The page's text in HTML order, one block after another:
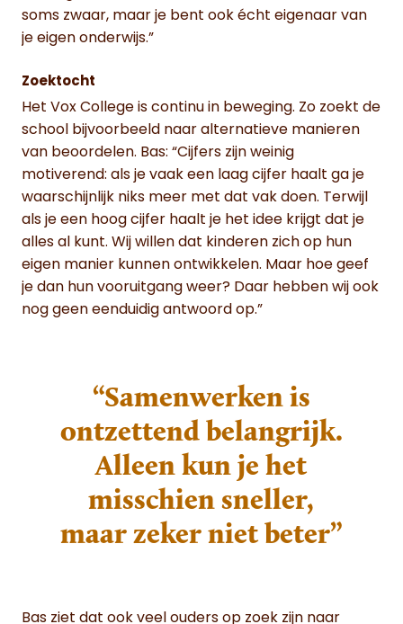
soms zwaar, maar je bent ook écht eigenaar van
je eigen onderwijs.”
Zoektocht
Het Vox College is continu in beweging. Zo zoekt de
school bijvoorbeeld naar alternatieve manieren
van beoordelen. Bas: “Cijfers zijn weinig
motiverend: als je vaak een laag cijfer haalt ga je
waarschijnlijk niks meer met dat vak doen. Terwijl
als je een hoog cijfer haalt je het idee krijgt dat je
alles al kunt. Wij willen dat kinderen zich op hun
eigen manier kunnen ontwikkelen. Maar hoe geef
je dan hun vooruitgang weer? Daar hebben wij ook
nog geen eenduidig antwoord op.”
“Samenwerken is
ontzettend belangrijk.
Alleen kun je het
misschien sneller,
maar zeker niet beter”
Bas ziet dat ook veel ouders op zoek zijn naar